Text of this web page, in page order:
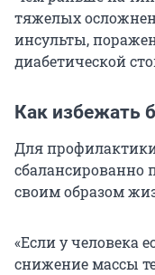
тяжелых
инсульты,
диабетической
Как избежать
Для
сбалансированно
своим образом
«Если у человека
снижение массы